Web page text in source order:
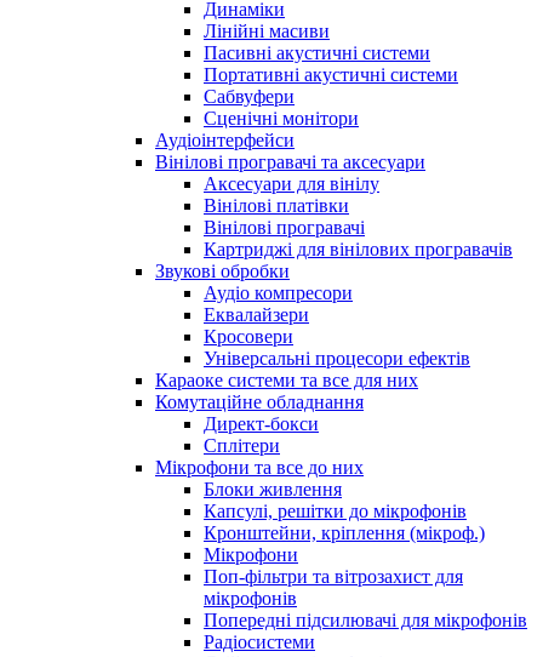
Динаміки
Лінійні масиви
Пасивні акустичні системи
Портативні акустичні системи
Сабвуфери
Сценічні монітори
Аудіоінтерфейси
Вінілові програвачі та аксесуари
Аксесуари для вінілу
Вінілові платівки
Вінілові програвачі
Картриджі для вінілових програвачів
Звукові обробки
Аудіо компресори
Еквалайзери
Кросовери
Універсальні процесори ефектів
Караоке системи та все для них
Комутаційне обладнання
Директ-бокси
Сплітери
Мікрофони та все до них
Блоки живлення
Капсулі, решітки до мікрофонів
Кронштейни, кріплення (мікроф.)
Мікрофони
Поп-фільтри та вітрозахист для
мікрофонів
Попередні підсилювачі для мікрофонів
Радіосистеми